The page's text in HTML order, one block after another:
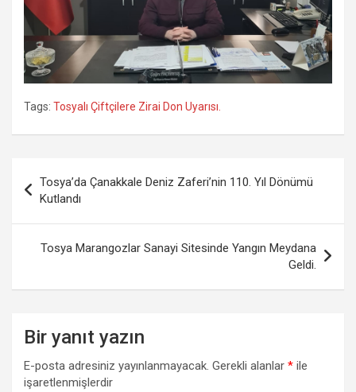
Tags: Tosyalı Çiftçilere Zirai Don Uyarısı.
gezinmesi
Tosya’da Çanakkale Deniz Zaferi’nin 110. Yıl Dönümü
Kutlandı
Tosya Marangozlar Sanayi Sitesinde Yangın Meydana
Geldi.
Bir yanıt yazın
E-posta adresiniz yayınlanmayacak. Gerekli alanlar * ile
işaretlenmişlerdir